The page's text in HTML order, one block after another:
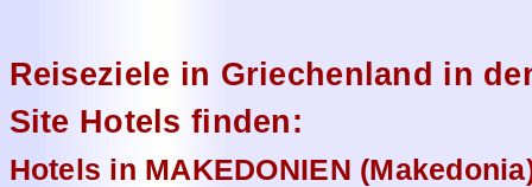
Reiseziele in Griechenland in
Site Hotels finden:
Hotels in MAKEDONIEN